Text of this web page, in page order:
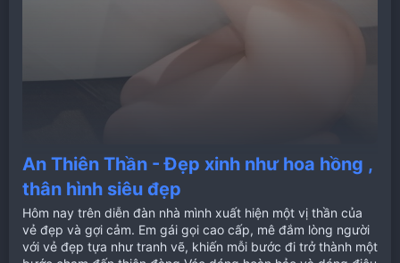
An Thiên Thần - Đẹp xinh như hoa hồng ,
thân hình siêu đẹp
Hôm nay trên diễn đàn nhà mình xuất hiện một vị thần của
vẻ đẹp và gợi cảm. Em gái gọi cao cấp, mê đắm lòng người
với vẻ đẹp tựa như tranh vẽ, khiến mỗi bước đi trở thành một